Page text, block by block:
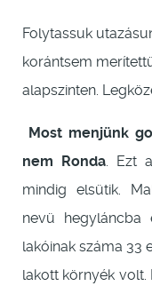
Folytassuk
korántsem
alapszinten.
Most menjünk
nem Ronda. Ezt
mindig elsütik.
nevü hegyláncba
lakóinak száma 33
lakott környék volt.